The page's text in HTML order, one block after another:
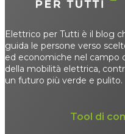
Elettrico per Tutti è il blog
guida le persone verso
ed economiche nel campo
della mobilità elettrica,
un futuro più verde e pulito.
Tool di